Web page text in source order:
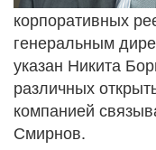
корпоративных
генеральным
указан Никита
различных
компанией
Смирнов.